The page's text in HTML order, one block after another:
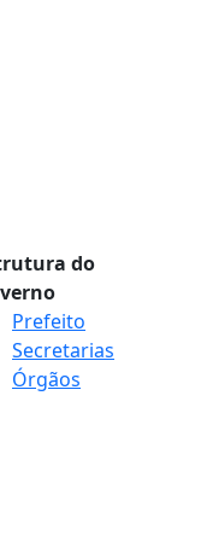
do
Prefeito
Secretarias
Órgãos